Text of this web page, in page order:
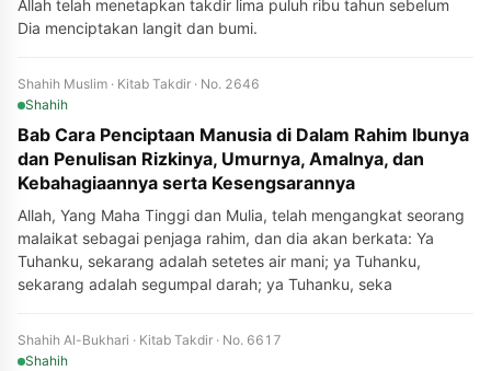
Allah telah menetapkan takdir lima puluh ribu tahun sebelum
Dia menciptakan langit dan bumi.
Shahih Muslim · Kitab Takdir · No. 2646
Shahih
Bab Cara Penciptaan Manusia di Dalam Rahim Ibunya
dan Penulisan Rizkinya, Umurnya, Amalnya, dan
Kebahagiaannya serta Kesengsarannya
Allah, Yang Maha Tinggi dan Mulia, telah mengangkat seorang
malaikat sebagai penjaga rahim, dan dia akan berkata: Ya
Tuhanku, sekarang adalah setetes air mani; ya Tuhanku,
sekarang adalah segumpal darah; ya Tuhanku, seka
Shahih Al-Bukhari · Kitab Takdir · No. 6617
Shahih